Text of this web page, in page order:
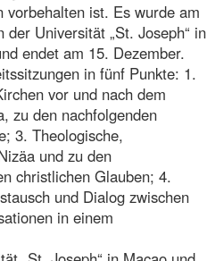
vorbehalten ist. Es wurde am
der Universität „St. Joseph“ in
endet am 15. Dezember.
in fünf Punkte: 1.
vor und nach dem
zu den nachfolgenden
3. Theologische,
und zu den
christlichen Glauben; 4.
und Dialog zwischen
in einem